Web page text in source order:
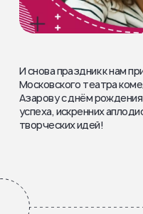
И снова праздник к нам
Московского театра
Азарову с днём
успеха, искренних
творческих идей!